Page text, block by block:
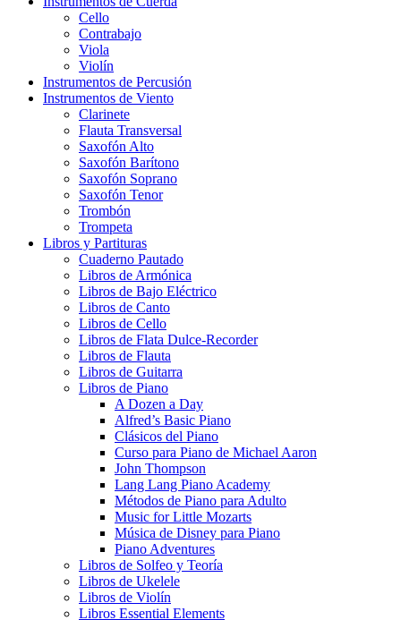
Cello
Contrabajo
Viola
Violín
Instrumentos de Percusión
Instrumentos de Viento
Clarinete
Flauta Transversal
Saxofón Alto
Saxofón Barítono
Saxofón Soprano
Saxofón Tenor
Trombón
Trompeta
Libros y Partituras
Cuaderno Pautado
Libros de Armónica
Libros de Bajo Eléctrico
Libros de Canto
Libros de Cello
Libros de Flata Dulce-Recorder
Libros de Flauta
Libros de Guitarra
Libros de Piano
A Dozen a Day
Alfred’s Basic Piano
Clásicos del Piano
Curso para Piano de Michael Aaron
John Thompson
Lang Lang Piano Academy
Métodos de Piano para Adulto
Music for Little Mozarts
Música de Disney para Piano
Piano Adventures
Libros de Solfeo y Teoría
Libros de Ukelele
Libros de Violín
Libros Essential Elements